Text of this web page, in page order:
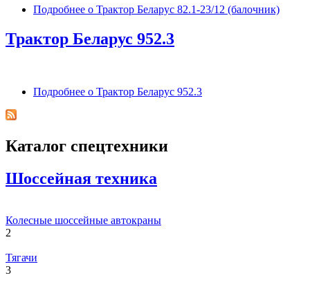
Подробнее о Трактор Беларус 82.1-23/12 (балочник)
Трактор Беларус 952.3
Подробнее о Трактор Беларус 952.3
Каталог спецтехники
Шоссейная техника
Колесные шоссейные автокраны
2
Тягачи
3